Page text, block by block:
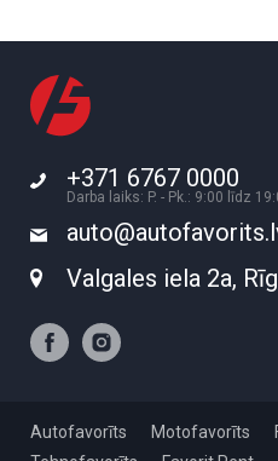
+371 6767 0000
Darba laiks: P. - Pk.: 9:00 līdz
Valgales iela 2a,
Autofavorīts Motofavorīts